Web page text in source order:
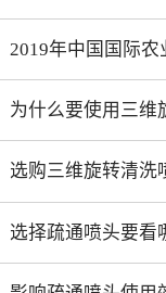
2019年中国国际农
为什么要使用三维
选择疏通喷头要看